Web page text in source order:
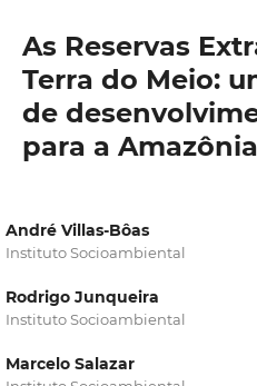
As Reservas
Terra do Meio:
de
para a Amazônia
André Villas-Bôas
Instituto Socioambiental
Rodrigo Junqueira
Instituto Socioambiental
Marcelo Salazar